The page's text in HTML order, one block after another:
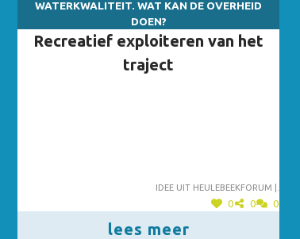
WATERKWALITEIT. WAT KAN DE OVERHEID
DOEN?
Recreatief exploiteren van het
traject
Idee uit heulebeekforum |.
0 0 0
lees meer